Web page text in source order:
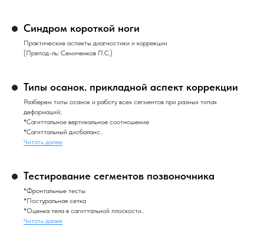
Синдром короткой ноги
Практические аспекты диагностики и коррекции
(Препод-ль: Семиченков П.С.)
Типы осанок. прикладной аспект коррекции
Разберем типы осанок и работу всех сегментов при разных типах
деформаций;
*Сагиттальное вертикальное соотношение
*Сагиттальный дисбаланс..
Читать далее
Тестирование сегментов позвоночника
*Фронтальные тесты
*Постуральная сетка
*Оценка тела в сагиттальной плоскости..
Читать далее